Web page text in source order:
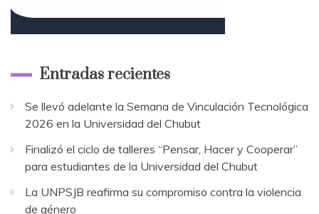
Entradas recientes
Se llevó adelante la Semana de Vinculación Tecnológica
2026 en la Universidad del Chubut
Finalizó el ciclo de talleres “Pensar, Hacer y Cooperar”
para estudiantes de la Universidad del Chubut
La UNPSJB reafirma su compromiso contra la violencia
de género